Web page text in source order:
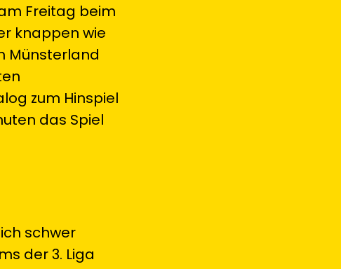
Freitag beim
knappen wie
Münsterland
zum Hinspiel
das Spiel
schwer
der 3. Liga